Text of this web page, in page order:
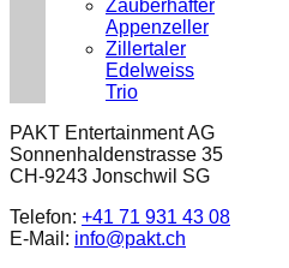
Zauberhafter
Appenzeller
Zillertaler
Edelweiss
Trio
PAKT Entertainment AG
Sonnenhaldenstrasse 35
CH-9243 Jonschwil SG
Telefon: +41 71 931 43 08
E-Mail: info@pakt.ch